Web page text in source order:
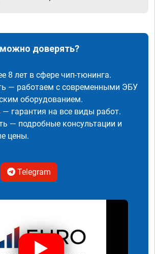
доверять?
8 лет в сфере чип-тюнинга.
— работаем с современными ЭБУ
оборудованием.
гарантия на все виды работ.
— подробные консультации и
цены.
Telegram